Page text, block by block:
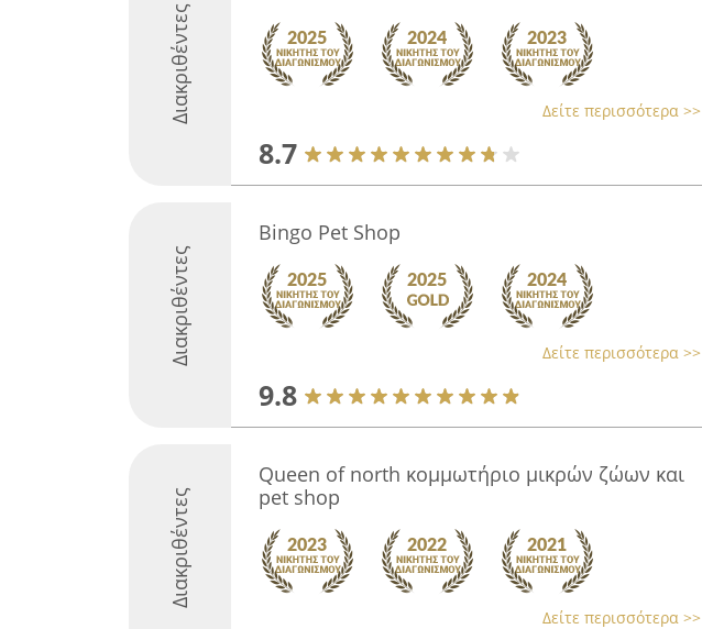
Διακριθέντες Δείτε περισσότερα >>
8.7
Διακριθέντες
Bingo Pet Shop
Δείτε περισσότερα >>
9.8
Διακριθέντες
Queen of north κομμωτήριο μικρών ζώων και
pet shop
Δείτε περισσότερα >>